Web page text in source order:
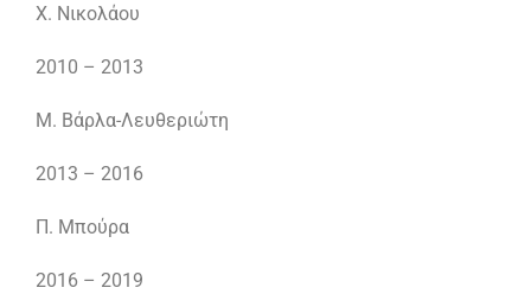
Χ. Νικολάου
2010 – 2013
Μ. Βάρλα-Λευθεριώτη
2013 – 2016
Π. Μπούρα
2016 – 2019